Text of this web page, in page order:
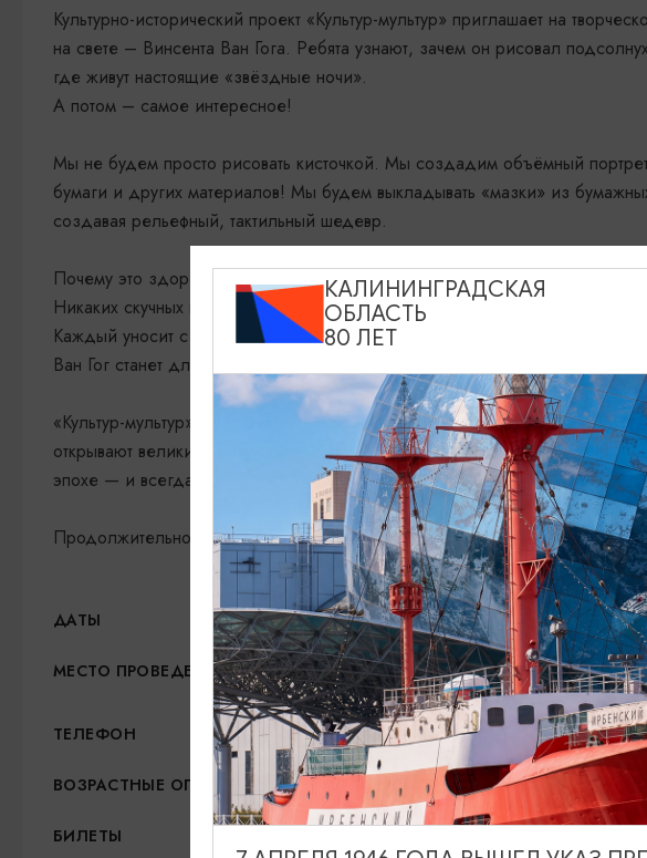
Культурно-исторический проект «Культур-мультур» приглашает на
на свете – Винсента Ван Гога. Ребята узнают, зачем он рисовал
где живут настоящие «звёздные ночи».
А потом – самое интересное!
Мы не будем просто рисовать кисточкой. Мы создадим объёмный
бумаги и других материалов! Мы будем выкладывать «мазки» из
создавая рельефный, тактильный шедевр.
Почему это здорово:
Никаких скучных правил – можно наносить краску пальцами, мять бумагу и
Каждый уносит с собой готовую работу в рамке (из того же картона).
Ван Гог станет для ребёнка не дядей из учебника, а весёлым другом,
«Культур-мультур» — это культурно-исторический проект двух
открывают великих художников через собственное творчество. Каждый
эпохе — и всегда есть маленький секрет, который запоминается.
Продолжительность 90 мин.
ДАТЫ 13.08.2026, 15:00
МЕСТО ПРОВЕДЕНИЯ Арт-пространство «Янтарь-холл», ул.
ТЕЛЕФОН +7 (4012) 300-111
ВОЗРАСТНЫЕ ОГРАНИЧЕНИЯ6+
БИЛЕТЫ
КАЛИНИНГРАДСКАЯ
ОБЛАСТЬ
80 ЛЕТ